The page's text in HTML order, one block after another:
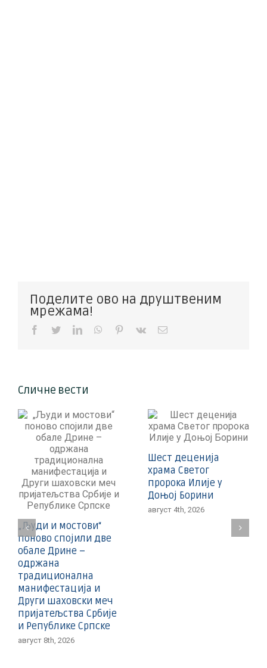
Поделите ово на друштвеним
мрежама!
Facebook
TwitterLinkedInWhatsApp
Pinterest
Vk
Е-
Сличне вести
„Људи и мостови“
поново спојили две
обале Дрине –
одржана
традиционална
манифестација и
Други шаховски меч
пријатељства Србије
и Републике Српске
август 8th, 2026
Шест деценија
храма Светог
пророка Илије у
Доњој Борини
август 4th, 2026